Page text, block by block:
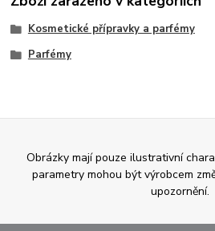
Kosmetické přípravky a parfémy
Parfémy
Obrázky mají pouze ilustrativní
parametry mohou být výrobcem
upozornění.